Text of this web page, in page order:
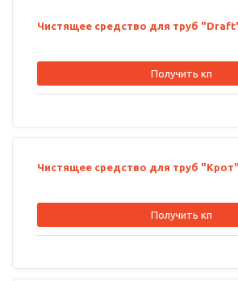
Чистящее средство для труб
Получить кп
Чистящее средство для труб
Получить кп